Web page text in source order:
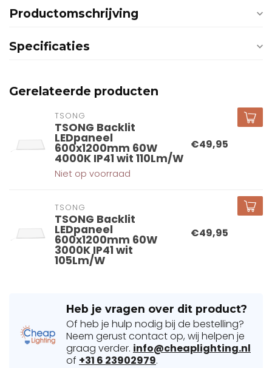
Productomschrijving
Specificaties
Gerelateerde producten
TSONG
TSONG Backlit
LEDpaneel
600x1200mm 60W
4000K IP41 wit 110Lm/W
Niet op voorraad
€49,95
TSONG
TSONG Backlit
LEDpaneel
600x1200mm 60W
3000K IP41 wit
105Lm/W
€49,95
Heb je vragen over dit product?
Of heb je hulp nodig bij de bestelling?
Neem gerust contact op, wij helpen je
graag verder. info@cheaplighting.nl
of +31 6 23902979.